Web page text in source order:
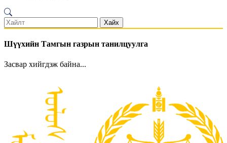
Хайх
Шүүхийн Тамгын газрын танилцуулга
Засвар хийгдэж байна...